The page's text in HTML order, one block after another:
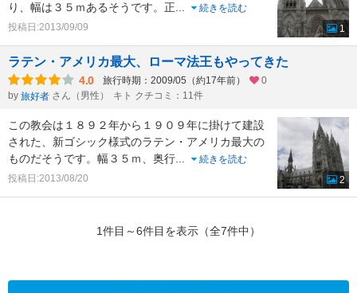
り、幅は３５ｍあるそうです。正
続きを読む
投稿日:2013/09/09
1
ラテン・アメリカ最大、ローマ法王もやってきた
4.0 旅行時期：2009/05（約17年前）
0
by 旅好者 さん（男性） キト クチコミ：11件
この教会は１８９２年から１９０９年に掛けて建設
された、新ゴシック様式のラテン・アメリカ最大の
ものだそうです。幅３５ｍ、奥行
続きを読む
投稿日:2013/08/20
2
1件目～6件目を表示（全7件中）